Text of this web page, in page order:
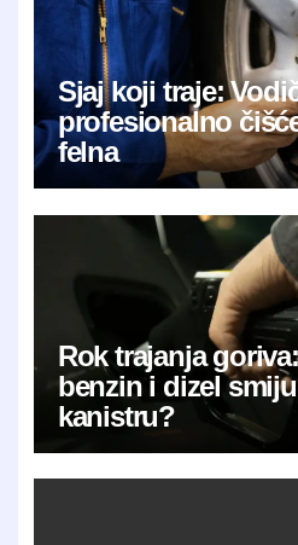
Sjaj koji traje:
profesionalno
felna
Rok trajanja
benzin i dizel
kanistru?